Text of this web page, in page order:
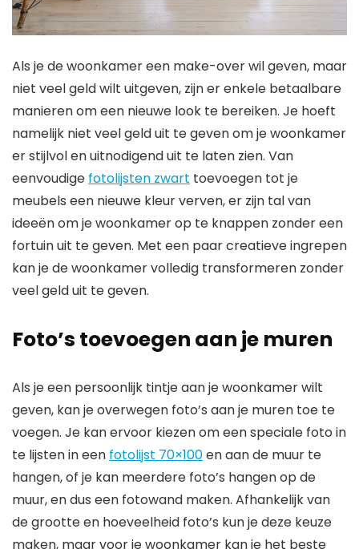
Als je de woonkamer een make-over wil geven, maar
niet veel geld wilt uitgeven, zijn er enkele betaalbare
manieren om een nieuwe look te bereiken. Je hoeft
namelijk niet veel geld uit te geven om je woonkamer
er stijlvol en uitnodigend uit te laten zien. Van
eenvoudige fotolijsten zwart toevoegen tot je
meubels een nieuwe kleur verven, er zijn tal van
ideeën om je woonkamer op te knappen zonder een
fortuin uit te geven. Met een paar creatieve ingrepen
kan je de woonkamer volledig transformeren zonder
veel geld uit te geven.
Foto’s toevoegen aan je muren
Als je een persoonlijk tintje aan je woonkamer wilt
geven, kan je overwegen foto’s aan je muren toe te
voegen. Je kan ervoor kiezen om een speciale foto in
te lijsten in een fotolijst 70×100en aan de muur te
hangen, of je kan meerdere foto’s hangen op de
muur, en dus een fotowand maken. Afhankelijk van
de grootte en hoeveelheid foto’s kun je deze keuze
maken, maar voor je woonkamer kan je het beste